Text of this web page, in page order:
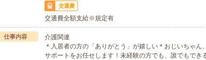
交通費
交通費全額支給※規定有
仕事内容
介護関連
＊入居者の方の「ありがとう」が嬉しい＊おじいちゃ
サポートをお任せします！未経験の方でも、誰でもでき